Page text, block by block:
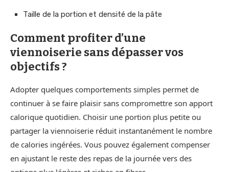
Taille de la portion et densité de la pâte
Comment profiter d’une
viennoiserie sans dépasser vos
objectifs ?
Adopter quelques comportements simples permet de
continuer à se faire plaisir sans compromettre son apport
calorique quotidien. Choisir une portion plus petite ou
partager la viennoiserie réduit instantanément le nombre
de calories ingérées. Vous pouvez également compenser
en ajustant le reste des repas de la journée vers des